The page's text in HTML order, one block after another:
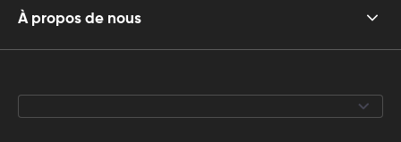
À propos de nous